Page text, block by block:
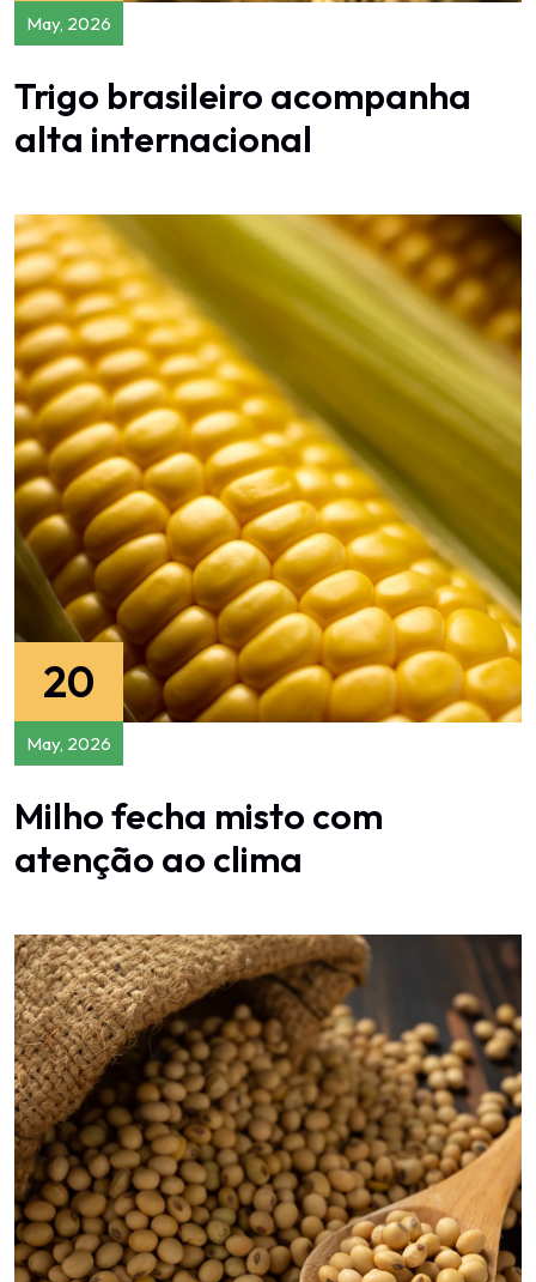
May, 2026
Trigo brasileiro acompanha
alta internacional
20
May, 2026
Milho fecha misto com
atenção ao clima